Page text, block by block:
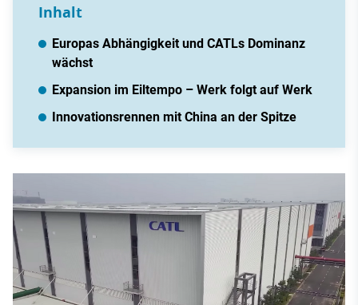
Inhalt
Europas Abhängigkeit und CATLs Dominanz
wächst
Expansion im Eiltempo – Werk folgt auf Werk
Innovationsrennen mit China an der Spitze